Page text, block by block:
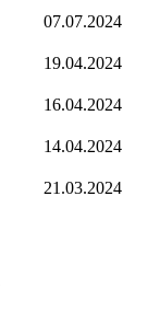
07.07.2024
19.04.2024
16.04.2024
14.04.2024
21.03.2024